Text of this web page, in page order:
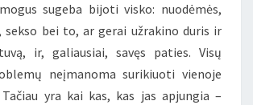
sugeba bijoti visko: nuodėmės,
sekso bei to, ar gerai užrakino duris ir
ir, galiausiai, savęs paties. Visų
neįmanoma surikiuoti vienoje
yra kai kas, kas jas apjungia –